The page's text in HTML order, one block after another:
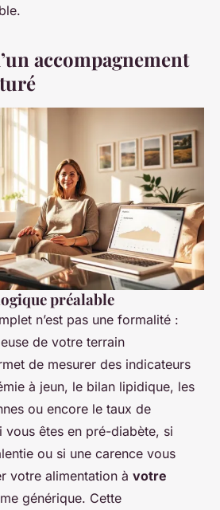
accompagnement
préalable
n’est pas une formalité :
de votre terrain
de mesurer des indicateurs
à jeun, le bilan lipidique, les
ou encore le taux de
vous êtes en pré-diabète, si
ou si une carence vous
votre alimentation à votre
générique. Cette